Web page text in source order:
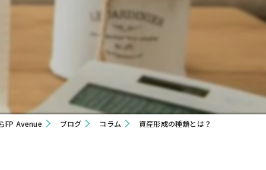
FP Avenue ブログ コラム 資産形成の種類とは？